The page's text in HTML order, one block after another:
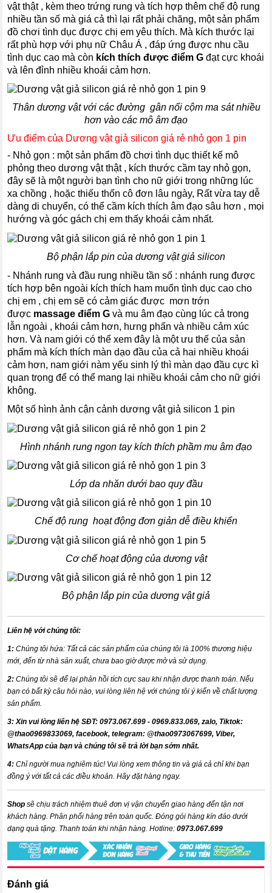
vật thật , kèm theo trứng rung và tích hợp thêm chế độ rung
nhiều tần số mà giá cả thì lại rất phải chăng, một sản phẩm
đồ chơi tình dục được chị em yêu thích. Mà kích thước lại
rất phù hợp với phụ nữ Châu Á , đáp ứng được nhu cầu
tình dục cao mà còn kích thích được điểm G đạt cực khoái
và lên đỉnh nhiều khoái cảm hơn.
Thân dương vật với các đường gân nổi cộm ma sát nhiều
hơn vào các mô âm đạo
Ưu điểm của Dương vật giả silicon giá rẻ nhỏ gọn 1 pin
- Nhỏ gọn : một sản phẩm đồ chơi tình dục thiết kế mô
phỏng theo dương vật thật , kích thước cầm tay nhỏ gọn,
đây sẽ là một người bạn tình cho nữ giới trong những lúc
xa chồng , hoặc thiếu thốn cô đơn lâu ngày, Rất vừa tay dễ
dàng di chuyển, có thể cầm kích thích âm đạo sâu hơn , mọi
hướng và góc gách chị em thấy khoái cảm nhất.
Bộ phận lắp pin của dương vật giả silicon
- Nhánh rung và đầu rung nhiều tần số : nhánh rung được
tích hợp bên ngoài kích thích ham muốn tình dục cao cho
chị em , chị em sẽ có cảm giác được mơn trớn
được massage điểm G và mu âm đạo cùng lúc cả trong
lẫn ngoài , khoái cảm hơn, hưng phấn và nhiều cảm xúc
hơn. Và nam giới có thể xem đây là một ưu thế của sản
phẩm mà kích thích màn dạo đầu của cả hai nhiều khoái
cảm hơn, nam giới nàm yếu sinh lý thì màn dạo đầu cực kì
quan trọng để có thể mang lại nhiều khoái cảm cho nữ giới
không.
Một số hình ảnh cận cảnh dương vật giả silicon 1 pin
Hình nhánh rung ngon tay kích thích phầm mu âm đạo
Lớp da nhăn dưới bao quy đầu
Chế độ rung hoạt động đơn giản dễ điều khiển
Cơ chế hoạt động của dương vật
Bộ phận lắp pin của dương vật giả
Liên hệ với chúng tôi:
1: Chúng tôi hứa: Tất cả các sản phẩm của chúng tôi là 100% thương hiệu
mới, đến từ nhà sản xuất, chưa bao giờ được mở và sử dụng.
2: Chúng tôi sẽ để lại phản hồi tích cực sau khi nhận được thanh toán. Nếu
bạn có bất kỳ câu hỏi nào, vui lòng liên hệ với chúng tôi ý kiến về chất lượng
sản phẩm.
3:Xin vui lòng liên hệ SĐT: 0973.067.699 - 0969.833.069, zalo, Tiktok:
@thao0969833069,facebook, telegram: @thao0973067699, Viber,
WhatsApp của bạn và chúng tôi sẽ trả lời bạn sớm nhất.
4: Chỉ người mua nghiêm túc! Vui lòng xem thông tin và giá cả chỉ khi bạn
đồng ý với tất cả các điều khoản. Hãy đặt hàng ngay.
Shop sẽ chịu trách nhiệm thuê đơn vị vận chuyển giao hàng đến tận nơi
khách hàng. Phân phối hàng trên toàn quốc. Đóng gói hàng kín đáo dưới
dạng quà tặng. Thanh toán khi nhận hàng.Hotline: 0973.067.699
Đánh giá